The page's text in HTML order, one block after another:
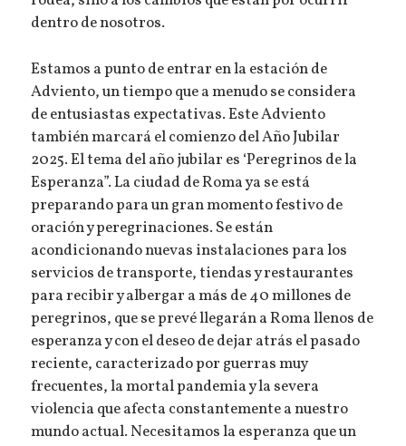
dentro de nosotros.
Estamos a punto de entrar en la estación de
Adviento, un tiempo que a menudo se considera
de entusiastas expectativas. Este Adviento
también marcará el comienzo del Año Jubilar
2025. El tema del año jubilar es ‘Peregrinos de la
Esperanza”. La ciudad de Roma ya se está
preparando para un gran momento festivo de
oración y peregrinaciones. Se están
acondicionando nuevas instalaciones para los
servicios de transporte, tiendas y restaurantes
para recibir y albergar a más de 40 millones de
peregrinos, que se prevé llegarán a Roma llenos de
esperanza y con el deseo de dejar atrás el pasado
reciente, caracterizado por guerras muy
frecuentes, la mortal pandemia y la severa
violencia que afecta constantemente a nuestro
mundo actual. Necesitamos la esperanza que un